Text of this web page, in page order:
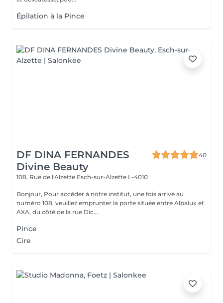
Épilation à la Pince
DF DINA FERNANDES
Divine Beauty
40
108, Rue de l'Alzette Esch-sur-Alzette L-4010
Bonjour, Pour accéder à notre institut, une fois arrivé au
numéro 108, veuillez emprunter la porte située entre Albalux et
AXA, du côté de la rue Dic...
Pince
Cire